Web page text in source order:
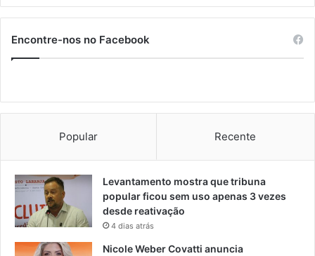
Encontre-nos no Facebook
Popular Recente
Levantamento mostra que tribuna
popular ficou sem uso apenas 3 vezes
desde reativação
4 dias atrás
Nicole Weber Covatti anuncia